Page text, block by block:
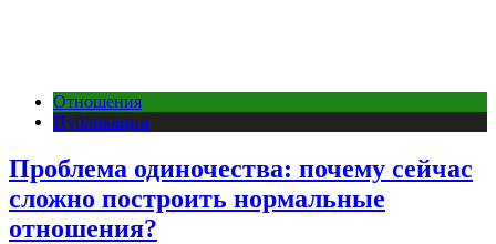
Отношения
Публикации
Проблема одиночества: почему сейчас
сложно построить нормальные
отношения?